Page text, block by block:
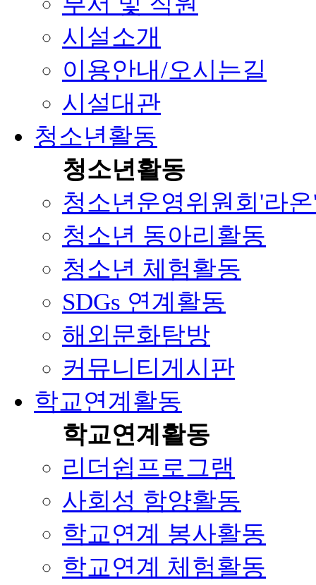
시설소개
이용안내/오시는길
시설대관
청소년활동
청소년활동
청소년운영위원회'라
청소년 동아리활동
청소년 체험활동
SDGs 연계활동
해외문화탐방
커뮤니티게시판
학교연계활동
학교연계활동
리더쉽프로그램
사회성 함양활동
학교연계 봉사활동
학교연계 체험활동